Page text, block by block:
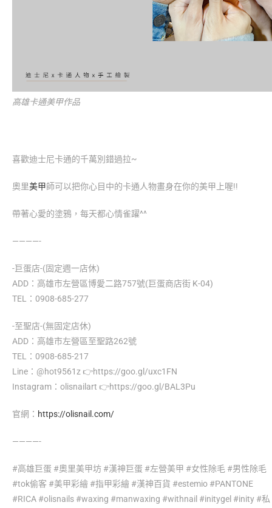
高雄卡通美甲作品
喜歡迪士尼卡通的千萬別錯過拉~
奧里美甲師可以把你心目中的卡通人物畫身在你的美甲上喔!!
帶著心愛的塗鴉，每天都心情雀躍^^
————-
-巨蛋店-(固定週一店休)
ADD：高雄市左營區博愛二路757號(巨蛋商店街 K-04)
TEL：0908-685-277
-至聖店-(無固定店休)
ADD：高雄市左營區至聖路262號
TEL：0908-685-217
Line：@hot9561z 👉https://goo.gl/uxc1FN
Instagram：olisnailart 👉https://goo.gl/BAL3Pu
官網： https://olisnail.com/
————-
#高雄巨蛋 #奧里美甲坊 #漢神巨蛋 #左營美甲 #女性除毛 #男性除毛
#tok偷客 #美甲彩繪 #指甲彩繪 #漢神百貨 #estemio #PANTONE
#RICA #olisnails #waxing #manwaxing #withnail #initygel #inity #私